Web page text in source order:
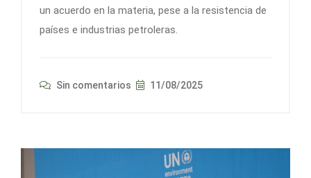
un acuerdo en la materia, pese a la resistencia de
países e industrias petroleras.
Sin comentarios 11/08/2025